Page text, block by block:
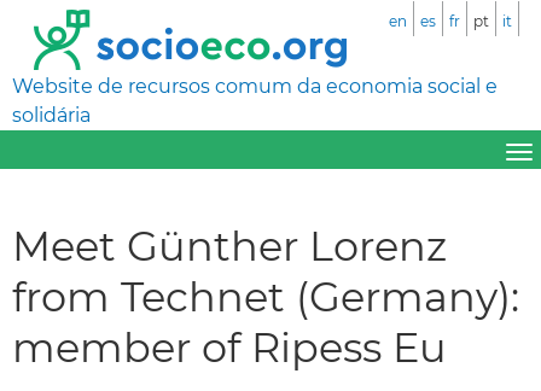
Website de recursos comum da economia social e
solidária
en es fr pt it
Meet Günther Lorenz
from Technet (Germany):
member of Ripess Eu